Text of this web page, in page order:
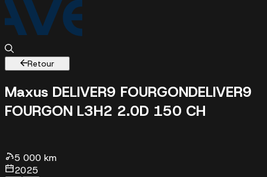
Retour
Maxus DELIVER9 FOURGONDELIVER9
FOURGON L3H2 2.0D 150 CH
5 000 km
2025